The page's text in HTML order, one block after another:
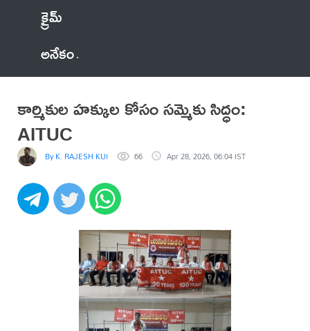
క్రైమ్
అనేకం
కార్మికుల హక్కుల కోసం సమ్మెకు సిద్ధం:
AITUC
By K. RAJESH KUMAR 66 Apr 28, 2026, 06:04 IST